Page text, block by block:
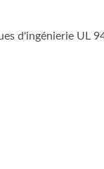
d'ingénierie UL